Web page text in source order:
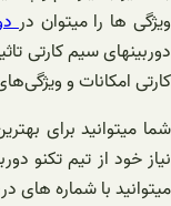
ویژگی ها را میتوان در
دوربینهای سیم کارتی
کارتی امکانات و
شما میتوانید برای
نیاز خود از تیم تکنو
میتوانید با شماره